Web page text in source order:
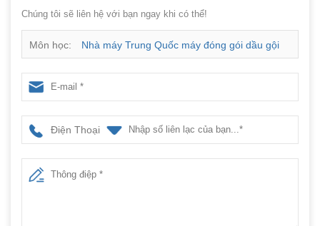
Chúng tôi sẽ liên hệ với bạn ngay khi có thể!
Môn học: Nhà máy Trung Quốc máy đóng gói dầu gội
nhiều hàng
Điện Thoại